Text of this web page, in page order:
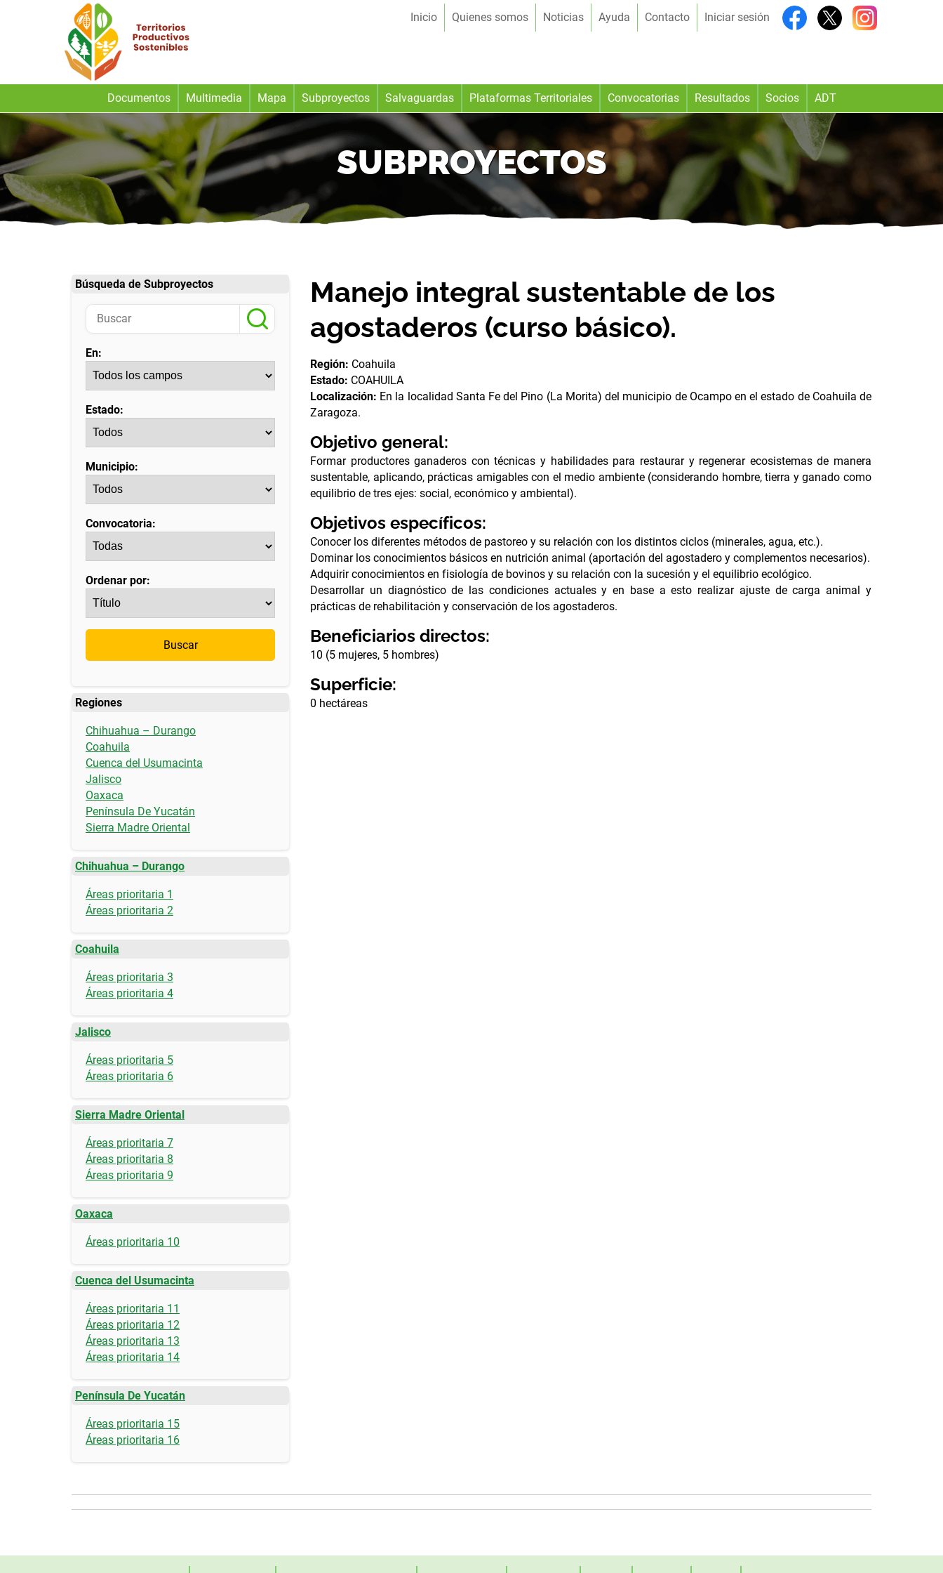
Inicio Quienes somos Noticias Ayuda Contacto Iniciar sesión
Documentos Multimedia Mapa Subproyectos Salvaguardas Plataformas Territoriales Convocatorias Resultados Socios ADT
SUBPROYECTOS
Búsqueda de Subproyectos
En:
Estado:
Municipio:
Convocatoria:
Ordenar por:
Buscar
Regiones
Chihuahua – Durango
Coahuila
Cuenca del Usumacinta
Jalisco
Oaxaca
Península De Yucatán
Sierra Madre Oriental
Chihuahua – Durango
Áreas prioritaria 1
Áreas prioritaria 2
Coahuila
Áreas prioritaria 3
Áreas prioritaria 4
Jalisco
Áreas prioritaria 5
Áreas prioritaria 6
Sierra Madre Oriental
Áreas prioritaria 7
Áreas prioritaria 8
Áreas prioritaria 9
Oaxaca
Áreas prioritaria 10
Cuenca del Usumacinta
Áreas prioritaria 11
Áreas prioritaria 12
Áreas prioritaria 13
Áreas prioritaria 14
Península De Yucatán
Áreas prioritaria 15
Áreas prioritaria 16
Manejo integral sustentable de los
agostaderos (curso básico).
Región: Coahuila
Estado: COAHUILA
Localización: En la localidad Santa Fe del Pino (La Morita) del municipio de Ocampo en el estado de Coahuila de
Zaragoza.
Objetivo general:
Formar productores ganaderos con técnicas y habilidades para restaurar y regenerar ecosistemas de manera
sustentable, aplicando, prácticas amigables con el medio ambiente (considerando hombre, tierra y ganado como
equilibrio de tres ejes: social, económico y ambiental).
Objetivos específicos:
Conocer los diferentes métodos de pastoreo y su relación con los distintos ciclos (minerales, agua, etc.).
Dominar los conocimientos básicos en nutrición animal (aportación del agostadero y complementos necesarios).
Adquirir conocimientos en fisiología de bovinos y su relación con la sucesión y el equilibrio ecológico.
Desarrollar un diagnóstico de las condiciones actuales y en base a esto realizar ajuste de carga animal y
prácticas de rehabilitación y conservación de los agostaderos.
Beneficiarios directos:
10 (5 mujeres, 5 hombres)
Superficie:
0 hectáreas